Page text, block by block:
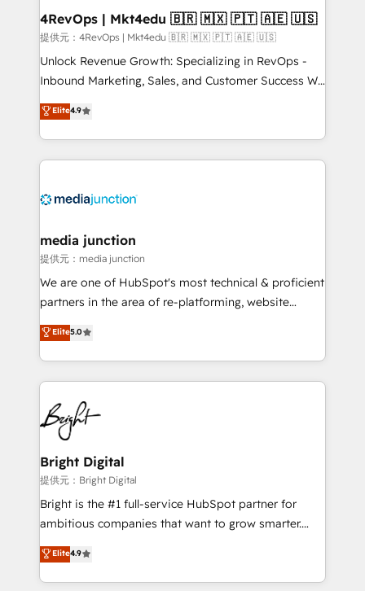
on-demand bundle services. Connect with us today!
4RevOps | Mkt4edu 🇧🇷 🇲🇽 🇵🇹 🇦🇪 🇺🇸
提供元：4RevOps | Mkt4edu 🇧🇷 🇲🇽 🇵🇹 🇦🇪 🇺🇸
Unlock Revenue Growth: Specializing in RevOps -
Inbound Marketing, Sales, and Customer Success We
specialize in driving revenue growth for companies
across industries through tailored marketing, sales,
and customer success strategies, utilizing RevOps
methodologies. As Latin America's largest HubSpot
offer unparalleled insights. Operating in five
Mexico, USA, and Portugal—we've executed over a
hundred successful operations. Our approach,
rooted in RevOps principles, integrates analysis,
training, planning, and qualification. Leveraging
inbound marketing tactics, we focus on
understanding, nurturing, and converting leads.
competitive market.
Elite4.9
media junction
提供元：media junction
We are one of HubSpot's most technical & proficient
partners in the area of re-platforming, website
design & development. We specialize in multi-hub
implementations for mid-market & enterprise
companies. We are woman-owned, powered by
coffee, and we ❤️ dogs. We produce award-winning
work for our clients. 🏆2023 Technical Expertise
Impact Award 🏆2022 Technical Expertise Impact
Award 🏆2022 Platform Migration Excellence Impact
Award 🏆2020 Elite Solutions Partner 🏆2019
Integrations HubSpot Impact Award 🏆2019
Marketing Enablement HubSpot Impact Award 🏆
2018 Website Design HubSpot Impact Award 🏆2017
Growth-Driven Design Agency of the Year 🏆2016
Sales Enablement HubSpot Impact Award 🏆2015
Elite5.0
Bright Digital
提供元：Bright Digital
Bright is the #1 full-service HubSpot partner for
ambitious companies that want to grow smarter.
From HubSpot onboarding, to training, from
developing a new website to lead generation and
digital marketing; we do it all (and with great
Elite4.9